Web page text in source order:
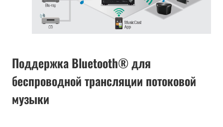
Поддержка Bluetooth® для
беспроводной трансляции потоковой
музыки